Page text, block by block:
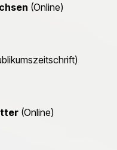
(Online)
(Online)